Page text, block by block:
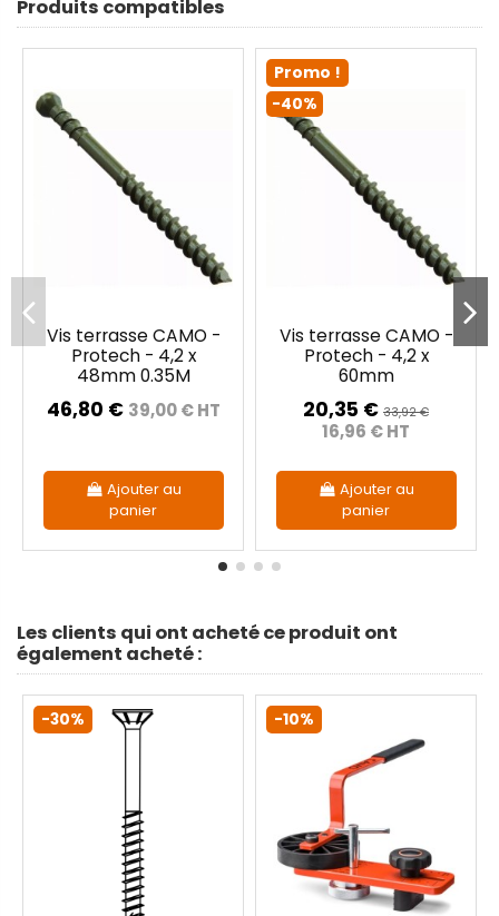
Produits compatibles
Vis terrasse CAMO -
Protech - 4,2 x
48mm 0.35M
46,80 € 39,00 € HT
Ajouter au
panier
Promo !
-40%
Vis terrasse CAMO -
Protech - 4,2 x
60mm
20,35 € 33,92 €
16,96 € HT
Ajouter au
panier
Les clients qui ont acheté ce produit ont
également acheté :
-30% -10%